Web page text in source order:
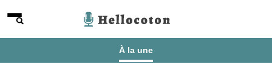
Menu
À la une